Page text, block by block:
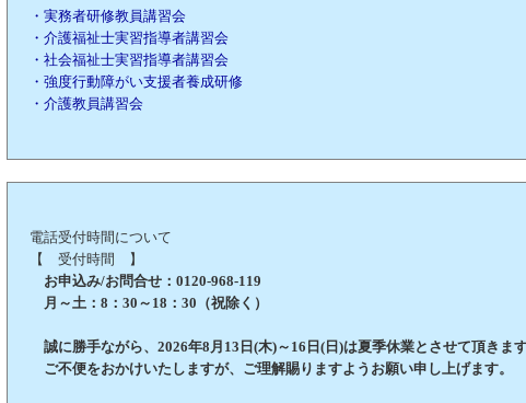
・実務者研修教員講習会
・介護福祉士実習指導者講習会
・社会福祉士実習指導者講習会
・強度行動障がい支援者養成研修
・介護教員講習会
電話受付時間について
【 受付時間 】
お申込み/お問合せ：0120-968-119
月～土：8：30～18：30（祝除く）
誠に勝手ながら、2026年8月13日(木)～16日(日)は夏季休業とさせて頂きます
ご不便をおかけいたしますが、ご理解賜りますようお願い申し上げます。